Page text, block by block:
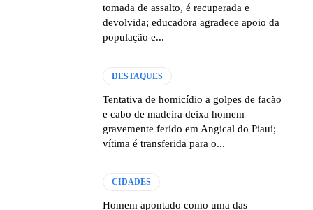
tomada de assalto, é recuperada e
devolvida; educadora agradece apoio da
população e...
DESTAQUES
Tentativa de homicídio a golpes de facão
e cabo de madeira deixa homem
gravemente ferido em Angical do Piauí;
vítima é transferida para o...
CIDADES
Homem apontado como uma das